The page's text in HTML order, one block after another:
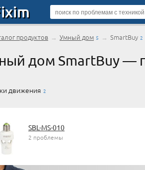
продуктов → Умный дом 5 → SmartBuy 2
дом SmartBuy —
движения 2
SBL-MS-010
2 проблемы